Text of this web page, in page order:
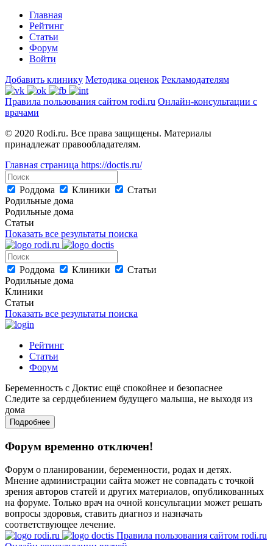
Главная
Рейтинг
Статьи
Форум
Войти
Добавить клинику Методика оценок Рекламодателям
Правила пользования сайтом rodi.ru Онлайн-консультации с
врачами
© 2020 Rodi.ru. Все права защищены. Материалы
принадлежат правообладателям.
Главная страница https://doctis.ru/
Роддома Клиники
Статьи
Родильные дома
Родильные дома
Статьи
Показать все результаты поиска
Роддома Клиники
Статьи
Родильные дома
Клиники
Статьи
Показать все результаты поиска
Рейтинг
Статьи
Форум
Беременность с Доктис ещё спокойнее и безопаснее
Следите за сердцебиением будущего малыша, не выходя из
дома
Подробнее
Форум временно отключен!
Форум о планировании, беременности, родах и детях.
Мнение администрации сайта может не совпадать с точкой
зрения авторов статей и других материалов, опубликованных
на форуме. Только врач на очной консультации может решать
вопросы здоровья, ставить диагноз и назначать
соответствующее лечение.
Правила пользования сайтом rodi.ru